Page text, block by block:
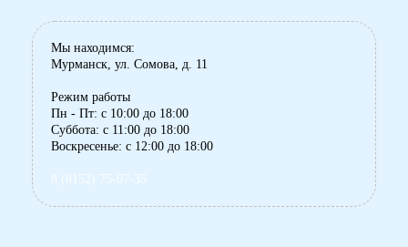
Мы находимся:
Мурманск, ул. Сомова, д. 11
Режим работы
Пн - Пт: с 10:00 до 18:00
Суббота: с 11:00 до 18:00
Воскресенье: с 12:00 до 18:00
8 (8152) 75-07-35